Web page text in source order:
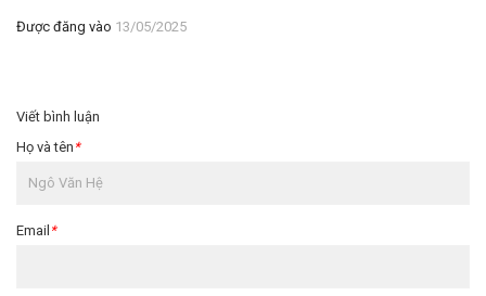
Được đăng vào 13/05/2025
Viết bình luận
Họ và tên *
Email *